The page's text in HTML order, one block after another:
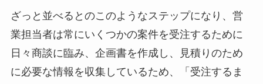
ざっと並べるとのこのようなステップになり、営
業担当者は常にいくつかの案件を受注するために
日々商談に臨み、企画書を作成し、見積りのため
に必要な情報を収集しているため、「受注するま